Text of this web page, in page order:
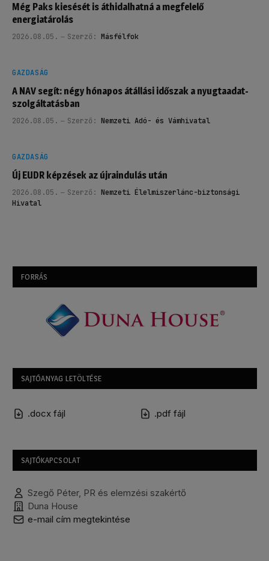
Még Paks kiesését is áthidalhatná a megfelelő
energiatárolás
2026.08.05. Szerző: Másfélfok
GAZDASÁG
A NAV segít: négy hónapos átállási időszak a nyugtaadat-
szolgáltatásban
2026.08.05. Szerző: Nemzeti Adó- és Vámhivatal
GAZDASÁG
Új EUDR képzések az újraindulás után
2026.08.05. Szerző: Nemzeti Élelmiszerlánc-biztonsági
Hivatal
FORRÁS
SAJTÓANYAG LETÖLTÉSE
.docx fájl .pdf fájl
SAJTÓKAPCSOLAT
Szegő Péter, PR és elemzési szakértő
Duna House
e-mail cím megtekintése